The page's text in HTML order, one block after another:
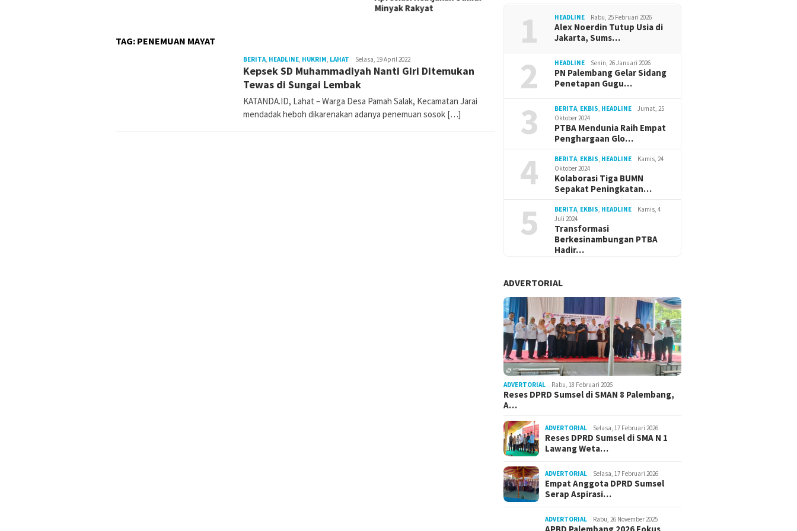
Minyak Rakyat
TAG: PENEMUAN MAYAT
BERITA, HEADLINE, HUKRIM, LAHAT redaktur
Selasa, 19 April 2022
Kepsek SD Muhammadiyah Nanti Giri Ditemukan
Tewas di Sungai Lembak
KATANDA.ID, Lahat – Warga Desa Pamah Salak, Kecamatan Jarai
mendadak heboh dikarenakan adanya penemuan sosok […]
1 HEADLINE Rabu, 25 Februari 2026
Alex Noerdin Tutup Usia di
Jakarta, Sums…
2 HEADLINE Senin, 26 Januari 2026
PN Palembang Gelar Sidang
Penetapan Gugu…
3 BERITA EKBIS HEADLINE
Jumat, 25
Oktober 2024
PTBA Mendunia Raih Empat
Penghargaan Glo…
4 BERITA EKBIS HEADLINE
Kamis, 24
Oktober 2024
Kolaborasi Tiga BUMN
Sepakat Peningkatan…
5 BERITA EKBIS HEADLINE
Kamis, 4
Juli 2024
Transformasi
Berkesinambungan PTBA
Hadir…
ADVERTORIAL
ADVERTORIAL Rabu, 18 Februari 2026
Reses DPRD Sumsel di SMAN 8 Palembang,
A…
ADVERTORIAL Selasa, 17 Februari 2026
Reses DPRD Sumsel di SMA N 1
Lawang Weta…
ADVERTORIAL Selasa, 17 Februari 2026
Empat Anggota DPRD Sumsel
Serap Aspirasi…
ADVERTORIAL Rabu, 26 November 2025